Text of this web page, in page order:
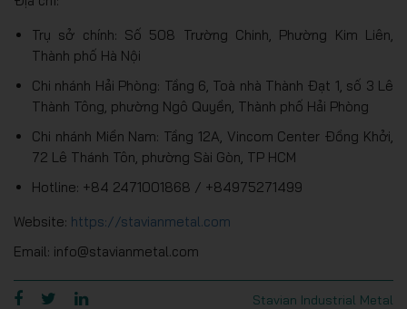
Trụ sở chính: Số 508 Trường Chinh, Phường Kim Liên,
Thành phố Hà Nội
Chi nhánh Hải Phòng: Tầng 6, Toà nhà Thành Đạt 1, số 3 Lê
Thành Tông, phường Ngô Quyền, Thành phố Hải Phòng
Chi nhánh Miền Nam: Tầng 12A, Vincom Center Đồng Khởi,
72 Lê Thánh Tôn, phường Sài Gòn, TP HCM
Hotline: +84 2471001868 / +84975271499
Website: https://stavianmetal.com
Email: info@stavianmetal.com
Stavian Industrial Metal